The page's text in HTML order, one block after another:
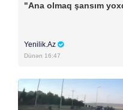
"Ana olmaq şansım
Yenilik.Az
Dünən 16:47